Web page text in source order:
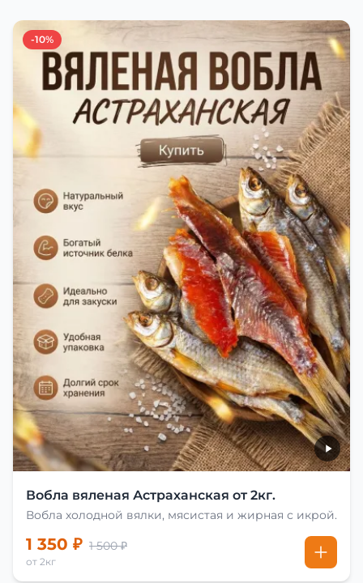
-10%
Вобла вяленая Астраханская от 2кг.
Вобла холодной вялки, мясистая и жирная с икрой.
1 350 ₽ 1 500 ₽
от 2кг